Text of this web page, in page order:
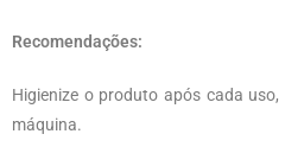
Recomendações:
Higienize o produto após cada
máquina.